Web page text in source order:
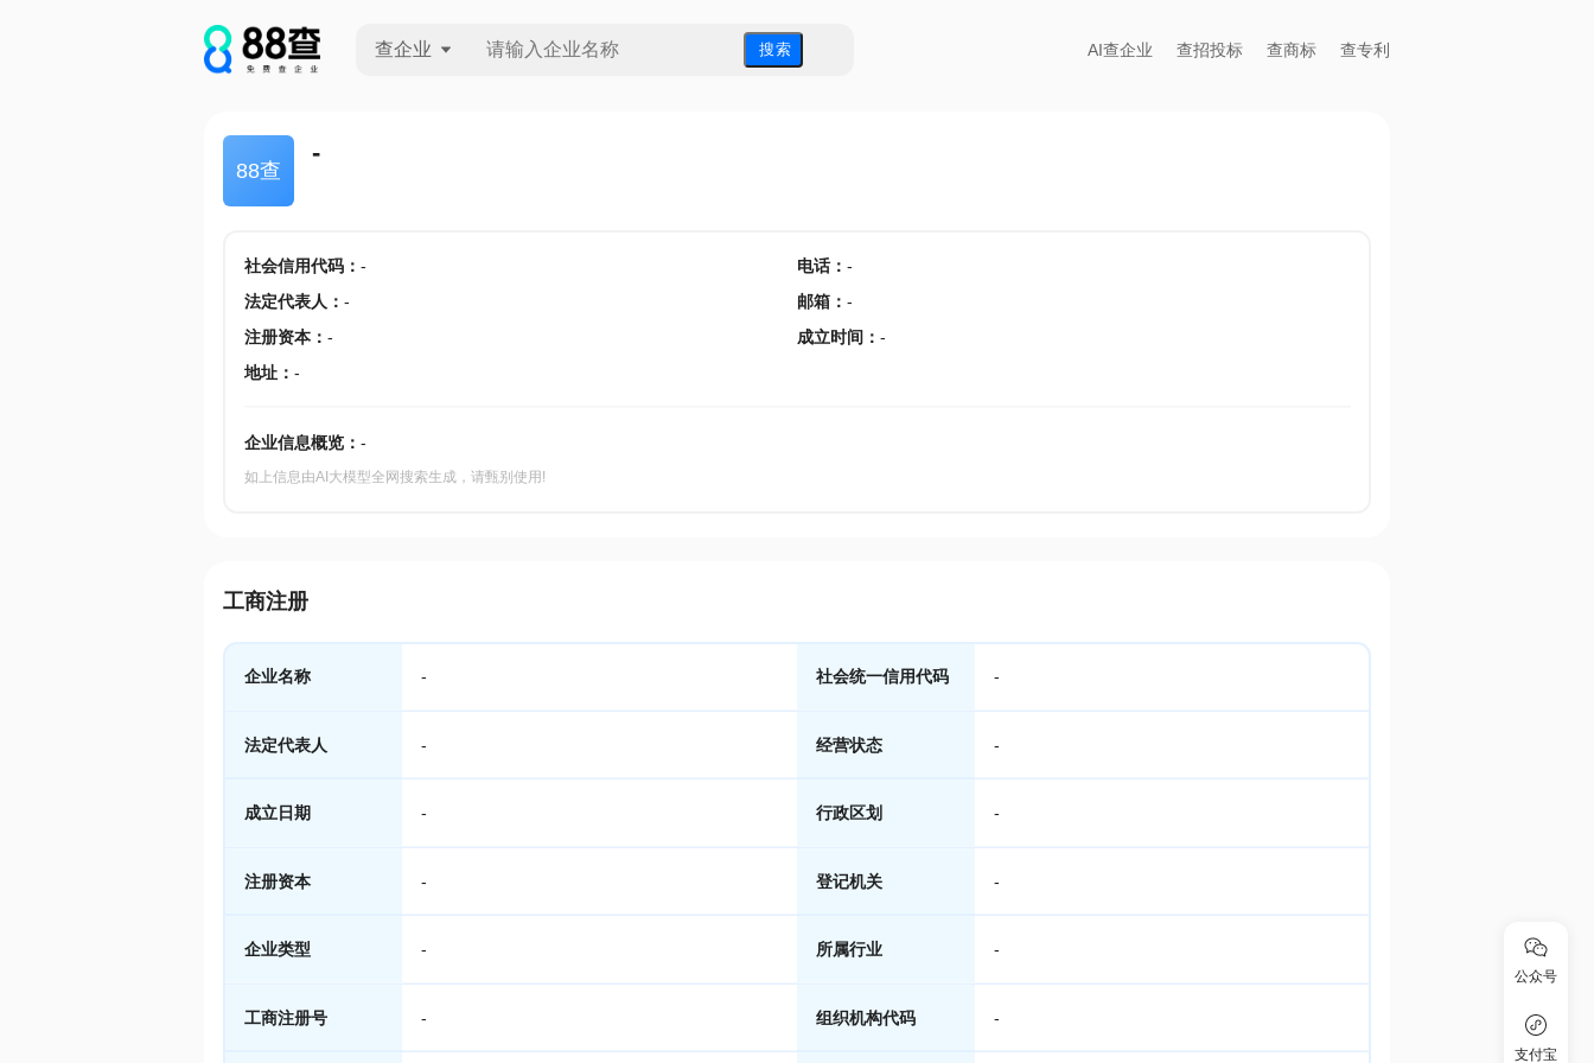
查企业 搜 索 AI查企业 查招投标 查商标 查专利
88查
-
社会信用代码： - 电话： -
法定代表人 ： - 邮箱 ： -
注册资本： - 成立时间 ： -
地址： -
企业信息概览： -
如上信息由AI大模型全网搜索生成，请甄别使用!
工商注册
企业名称 - 社会统一信用代码 -
法定代表人 - 经营状态 -
成立日期 - 行政区划 -
注册资本 - 登记机关 -
企业类型 - 所属行业 -
工商注册号 - 组织机构代码 -
公众号
支付宝